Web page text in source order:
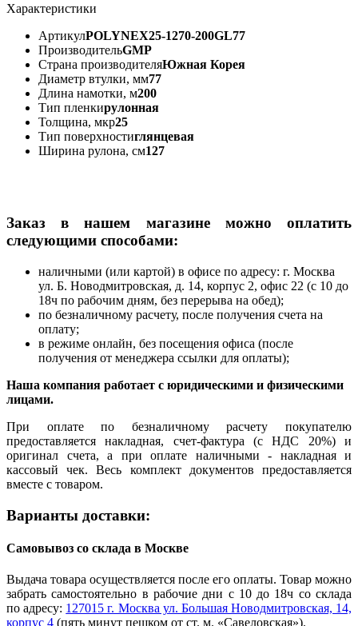
Характеристики
АртикулPOLYNEX25-1270-200GL77
ПроизводительGMP
Страна производителяЮжная Корея
Диаметр втулки, мм77
Длина намотки, м200
Тип пленкирулонная
Толщина, мкр25
Тип поверхностиглянцевая
Ширина рулона, см127
Заказ в нашем магазине можно оплатить
следующими способами:
наличными (или картой) в офисе по адресу: г. Москва
ул. Б. Новодмитровская, д. 14, корпус 2, офис 22 (с 10 до
18ч по рабочим дням, без перерыва на обед);
по безналичному расчету, после получения счета на
оплату;
в режиме онлайн, без посещения офиса (после
получения от менеджера ссылки для оплаты);
Наша компания работает с юридическими и физическими
лицами.
При оплате по безналичному расчету покупателю
предоставляется накладная, счет-фактура (с НДС 20%) и
оригинал счета, а при оплате наличными - накладная и
кассовый чек. Весь комплект документов предоставляется
вместе с товаром.
Варианты доставки:
Самовывоз со склада в Москве
Выдача товара осуществляется после его оплаты. Товар можно
забрать самостоятельно в рабочие дни с 10 до 18ч со склада
по адресу: 127015 г. Москва ул. Большая Новодмитровская, 14,
корпус 4 (пять минут пешком от ст. м. «Савеловская»).